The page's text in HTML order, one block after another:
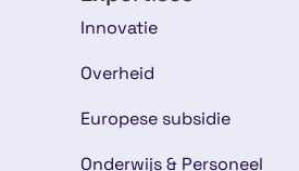
Innovatie
Overheid
Europese subsidie
Onderwijs & Personeel